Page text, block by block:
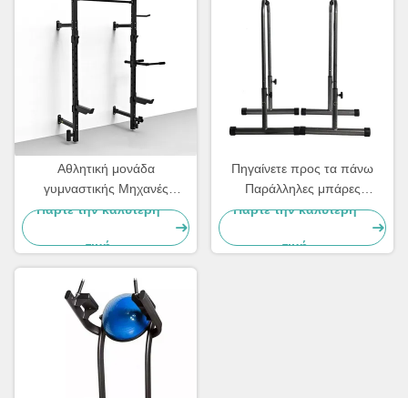
Αθλητική μονάδα
γυμναστικής Μηχανές
γυμναστικής Σιδηροτροφείο
Σιδηροτροφείο Ανύψωση
βάρους Σιδηροτροφεία
Σιδηροτροφείο
Πάρτε την καλύτερη
τιμή
Πηγαίνετε προς τα πάνω
Παράλληλες μπάρες
γυμναστήριο γυμναστική
Πηγαίνετε προς τα πάνω
Ντιπ Σταθμός μπάρα
Πάρτε την καλύτερη
τιμή